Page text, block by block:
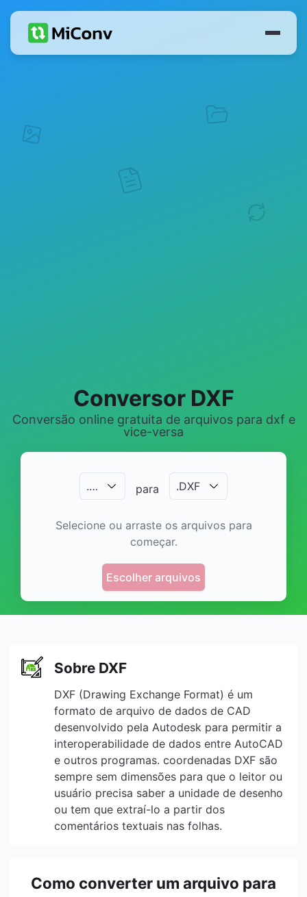
Conversor DXF
Conversão online gratuita de arquivos para dxf e
vice-versa
.… para .DXF
Selecione ou arraste os arquivos para
começar.
Escolher arquivos
Sobre DXF
DXF (Drawing Exchange Format) é um
formato de arquivo de dados de CAD
desenvolvido pela Autodesk para permitir a
interoperabilidade de dados entre AutoCAD
e outros programas. coordenadas DXF são
sempre sem dimensões para que o leitor ou
usuário precisa saber a unidade de desenho
ou tem que extraí-lo a partir dos
comentários textuais nas folhas.
Como converter um arquivo para